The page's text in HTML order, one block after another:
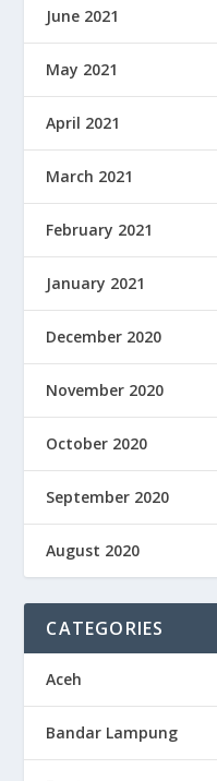
June 2021
May 2021
April 2021
March 2021
February 2021
January 2021
December 2020
November 2020
October 2020
September 2020
August 2020
CATEGORIES
Aceh
Bandar Lampung